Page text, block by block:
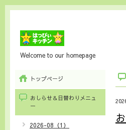
Welcome to our homepage
トップページ
おしらせ＆日替わりメニュ
ー
2026-08（1）